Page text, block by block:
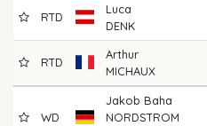
RTD
Luca
DENK
RTD
Arthur
MICHAUX
WD
Jakob Baha
NORDSTROM